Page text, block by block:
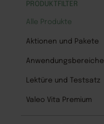
PRODUKTFILTER
Alle Produkte
Aktionen und Pakete
Anwendungsbereiche
Lektüre und Testsatz
Valeo Vita Premium